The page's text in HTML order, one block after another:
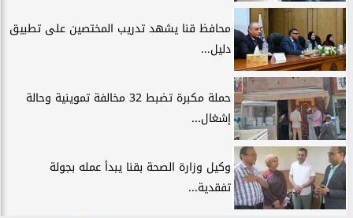
محافظ قنا يشهد تدريب المختصين على تطبيق
دليل...
حملة مكبرة تضبط 32 مخالفة تموينية وحالة
إشغال...
وكيل وزارة الصحة بقنا يبدأ عمله بجولة
تفقدية...